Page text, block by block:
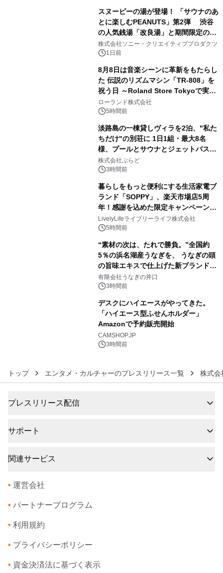
スヌーピーの湯が登場！ 「サウナのあ
とに楽しむPEANUTS」第2弾 渋谷
の人気銭湯「改良湯」と期間限定のコ
ラボレーション サウナイキタイコラ
ボグッズも発売決定！
株式会社ソニー・クリエイティブプロダクツ
1日前
8月8日は音楽シーンに革新をもたらし
た 伝説のリズムマシン「TR-808」を
祝う日 ～Roland Store Tokyoで実機
を展示しての 記念キャンペーンを開
催 英国ラジオ「NTS」の 特別プログ
ラムや、「TR-808」を愛する伝説的
アーティストを フィーチャーしたアニ
メーションを公開～
ローランド株式会社
5時間前
淡路島の一棟貸しヴィラを2泊、"私た
ちだけ"の別荘に 1日1組・最大8名
様、プールとサウナとジェットバス付
きで Villa Mon Temps AWAJIの連泊
素泊りプラン
株式会社ぷらど
3時間前
暮らしをもっと便利にする生活家電ブ
ランド「SOPPY」、楽天市場店5周
年！感謝を込めた限定キャンペーンを
8月10日より開催
LivelyLifeライブリーライフ株式会社
5時間前
“素材の次は、たれで勝負。”全国約
5％の浜名湖産うなぎを、 うなぎの頭
の旨味エキスで仕上げた新ブランド
「井口の誉」誕生
有限会社うなぎの井口
3時間前
デスクにハイエースがやってきた。
「ハイエース型ふせんホルダー」
Amazonで予約販売開始
CAMSHOP.JP
3時間前
トップ エンタメ・カルチャーのプレスリリース一覧 株式会
プレスリリース配信
サポート
関連サービス
• 運営会社
• パートナープログラム
• 利用規約
• プライバシーポリシー
• 資金決済法に基づく表示